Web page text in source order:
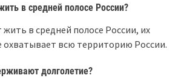
в средней полосе России?
в средней полосе России, их
охватывает всю территорию России.
долголетие?